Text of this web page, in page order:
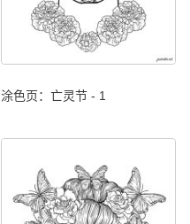
涂色页：亡灵节 - 1